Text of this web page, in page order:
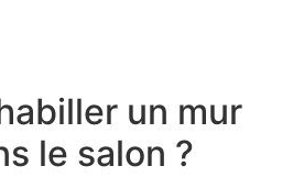
un mur
le salon ?